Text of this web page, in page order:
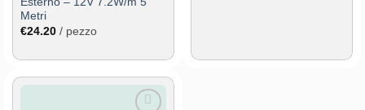
Metri
€24.20 / pezzo